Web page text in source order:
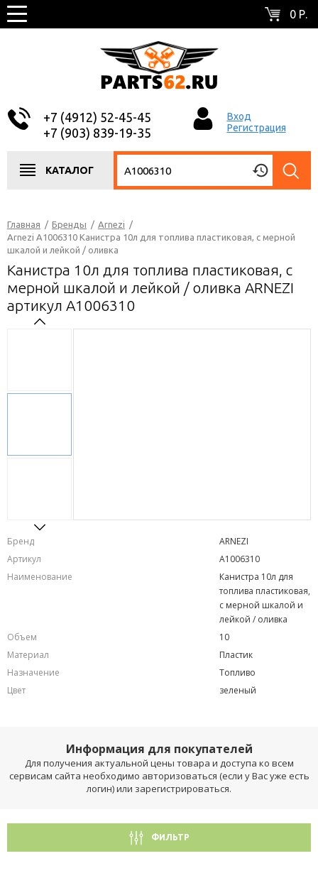
0 Р.
+7 (4912) 52-45-45
+7 (903) 839-19-35
Вход
Регистрация
КАТАЛОГ
Главная / Бренды / Arnezi /
Arnezi A1006310 Канистра 10л для топлива пластиковая, с мерной
шкалой и лейкой / оливка
Канистра 10л для топлива пластиковая, с
мерной шкалой и лейкой / оливка ARNEZI
артикул A1006310
Бренд
ARNEZI
Артикул
A1006310
Наименование
Канистра 10л для
топлива пластиковая,
с мерной шкалой и
лейкой / оливка
Объем
10
Материал
Пластик
Назначение
Топливо
Цвет
зеленый
Информация для покупателей
Для получения актуальной цены товара и доступа ко всем
сервисам сайта необходимо авторизоваться (если у Вас уже есть
логин) или зарегистрироваться.
ФИЛЬТР